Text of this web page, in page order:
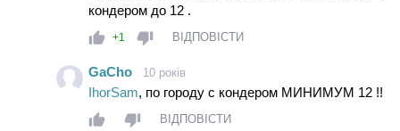
кондером до 12 .
+1 ВІДПОВІСТИ
GaCho 10 років
IhorSam, по городу с кондером МИНИМУМ 12 !!
ВІДПОВІСТИ